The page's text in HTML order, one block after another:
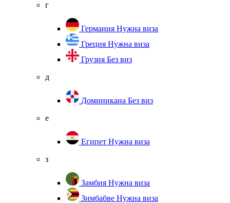
г
Германия Нужна виза
Греция Нужна виза
Грузия Без виз
д
Доминикана Без виз
е
Египет Нужна виза
з
Замбия Нужна виза
Зимбабве Нужна виза